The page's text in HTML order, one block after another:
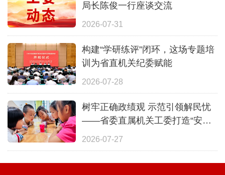
局长陈俊一行座谈交流
2026-07-31
构建“学研练评”闭环，这场专题培
训为省直机关纪委赋能
2026-07-28
树牢正确政绩观 示范引领解民忧
——省委直属机关工委打造“安心
一夏”全覆盖暑期照护体系
2026-07-27